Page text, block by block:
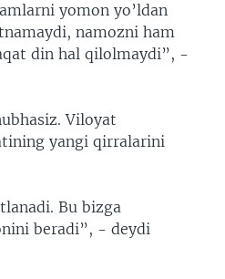
yomon yo’ldan
namozni ham
din hal qilolmaydi”, -
Viloyat
yangi qirralarini
Bu bizga
beradi”, - deydi